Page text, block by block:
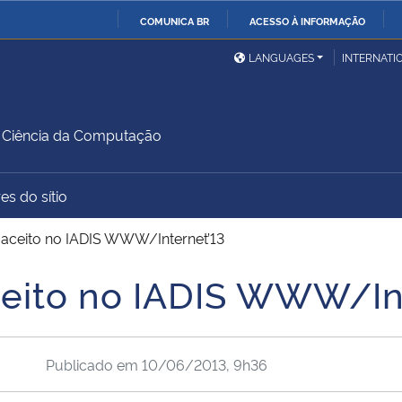
COMUNICA BR ACESSO À INFORMAÇÃO
Ministério da Defesa
Ministério das Relações
Exteriores
Ministério do
Desenvolvimento Regional
União
Advocacia-Geral da União Banco Central do Brasil
LANGUAGES
da Computação
do sítio
no IADIS WWW/Internet’13
no IADIS WWW/
Publicado em 10/06/2013, 9h36